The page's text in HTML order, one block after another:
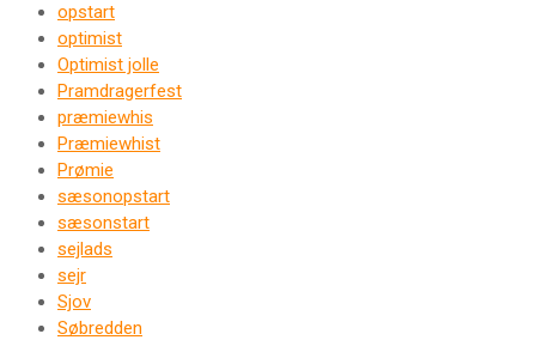
opstart
optimist
Optimist jolle
Pramdragerfest
præmiewhis
Præmiewhist
Prømie
sæsonopstart
sæsonstart
sejlads
sejr
Sjov
Søbredden